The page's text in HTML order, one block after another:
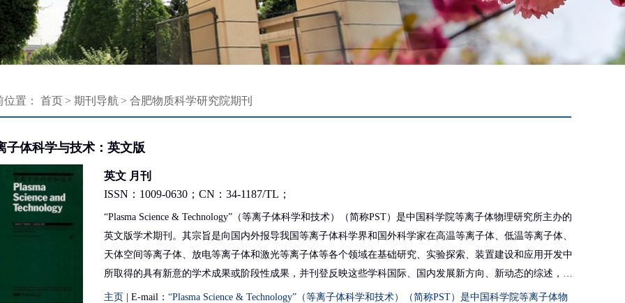
位置： 首页 > 期刊导航 > 合肥物质科学研究院期刊
子体科学与技术：英文版
英文 月刊
ISSN：1009-0630；CN：34-1187/TL；
“Plasma Science & Technology”（等离子体科学和技术）（简称PST）是中国科学院等离子体物理研究所主办的
英文版学术期刊。其宗旨是向国内外报导我国等离子体科学界和国外科学家在高温等离子体、低温等离子体、
天体空间等离子体、放电等离子体和激光等离子体等各个领域在基础研究、实验探索、装置建设和应用开发中
所取得的具有新意的学术成果或阶段性成果，并刊登反映这些学科国际、国内发展新方向、新动态的综述，以
及与等离子体有关的交叉学科和应用方面的最新成就等。
主页 | E-mail： “Plasma Science & Technology”（等离子体科学和技术）（简称PST）是中国科学院等离子体物